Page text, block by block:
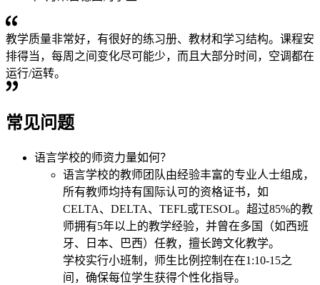
教学质量非常好，有很好的练习册、教材和学习结构。课程安
排得当，每周之间变化尽可能少，而且大部分时间，空调都在
运行/运转。
常见问题
语言学校的师资力量如何？
语言学校的教师团队由经验丰富的专业人士组成，
所有教师均持有国际认可的资格证书，如
CELTA、DELTA、TEFL或TESOL。超过85%的教
师拥有5年以上的教学经验，并曾在多国（如西班
牙、日本、巴西）任教，擅长跨文化教学。
学校实行小班制，师生比例控制在在1:10-15之
间，确保每位学生获得个性化指导。